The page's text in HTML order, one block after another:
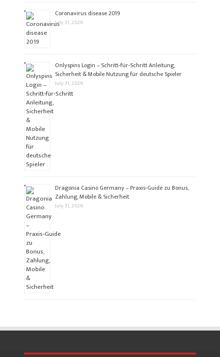
Coronavirus disease 2019
July 31, 2026
Onlyspins Login – Schritt‑für‑Schritt Anleitung,
Sicherheit & Mobile Nutzung für deutsche Spieler
July 31, 2026
Dragonia Casino Germany – Praxis‑Guide zu Bonus,
Zahlung, Mobile & Sicherheit
July 31, 2026